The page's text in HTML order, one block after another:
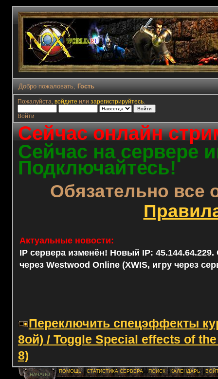
Добро пожаловать, Гость
Пожалуйста, войдите или зарегистрируйтесь.
Войти
Сейчас онлайн
Сейчас на сервере
Подключайтесь!
Обязательно все
Актуальные новости:
IP сервера изменён! Новый IP: 45.144.64.229.
через Westwood Online (XWIS, игру через
Переключить спецэффекты
8ой) / Toggle Special effects of
8)
НАЧАЛО
ПОМОЩЬ СТАТИСТИКА СЕРВЕРА ПОИСК КАЛЕНДАРЬ